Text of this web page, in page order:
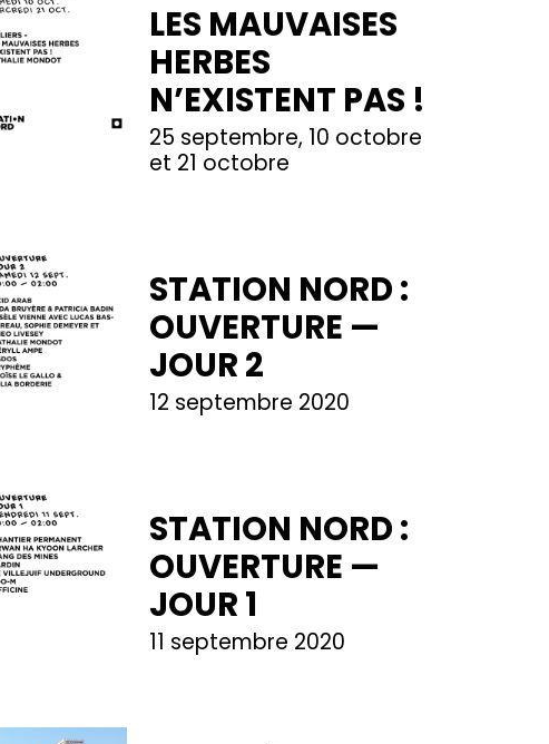
LES MAUVAISES
HERBES
N’EXISTENT PAS !
25 septembre, 10 octobre
et 21 octobre
STATION NORD :
OUVERTURE —
JOUR 2
12 septembre 2020
STATION NORD :
OUVERTURE —
JOUR 1
11 septembre 2020